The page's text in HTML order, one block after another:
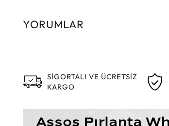
YORUMLAR
SİGORTALI VE ÜCRETSİZ
KARGO